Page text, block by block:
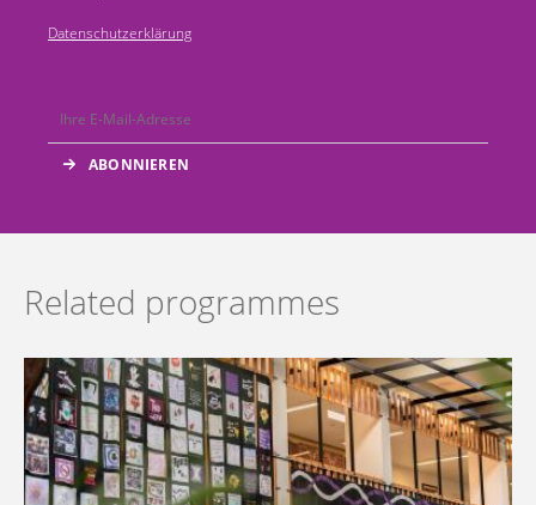
Datenschutzerklärung
Related programmes